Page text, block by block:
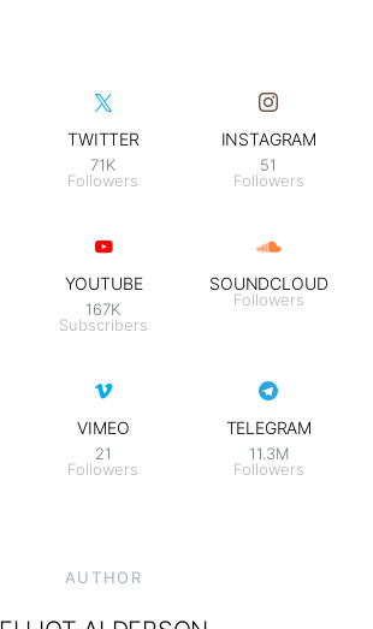
TWITTER
71K
Followers
INSTAGRAM
51
Followers
YOUTUBE
167K
Subscribers
SOUNDCLOUD
Followers
VIMEO
21
Followers
TELEGRAM
11.3M
Followers
AUTHOR